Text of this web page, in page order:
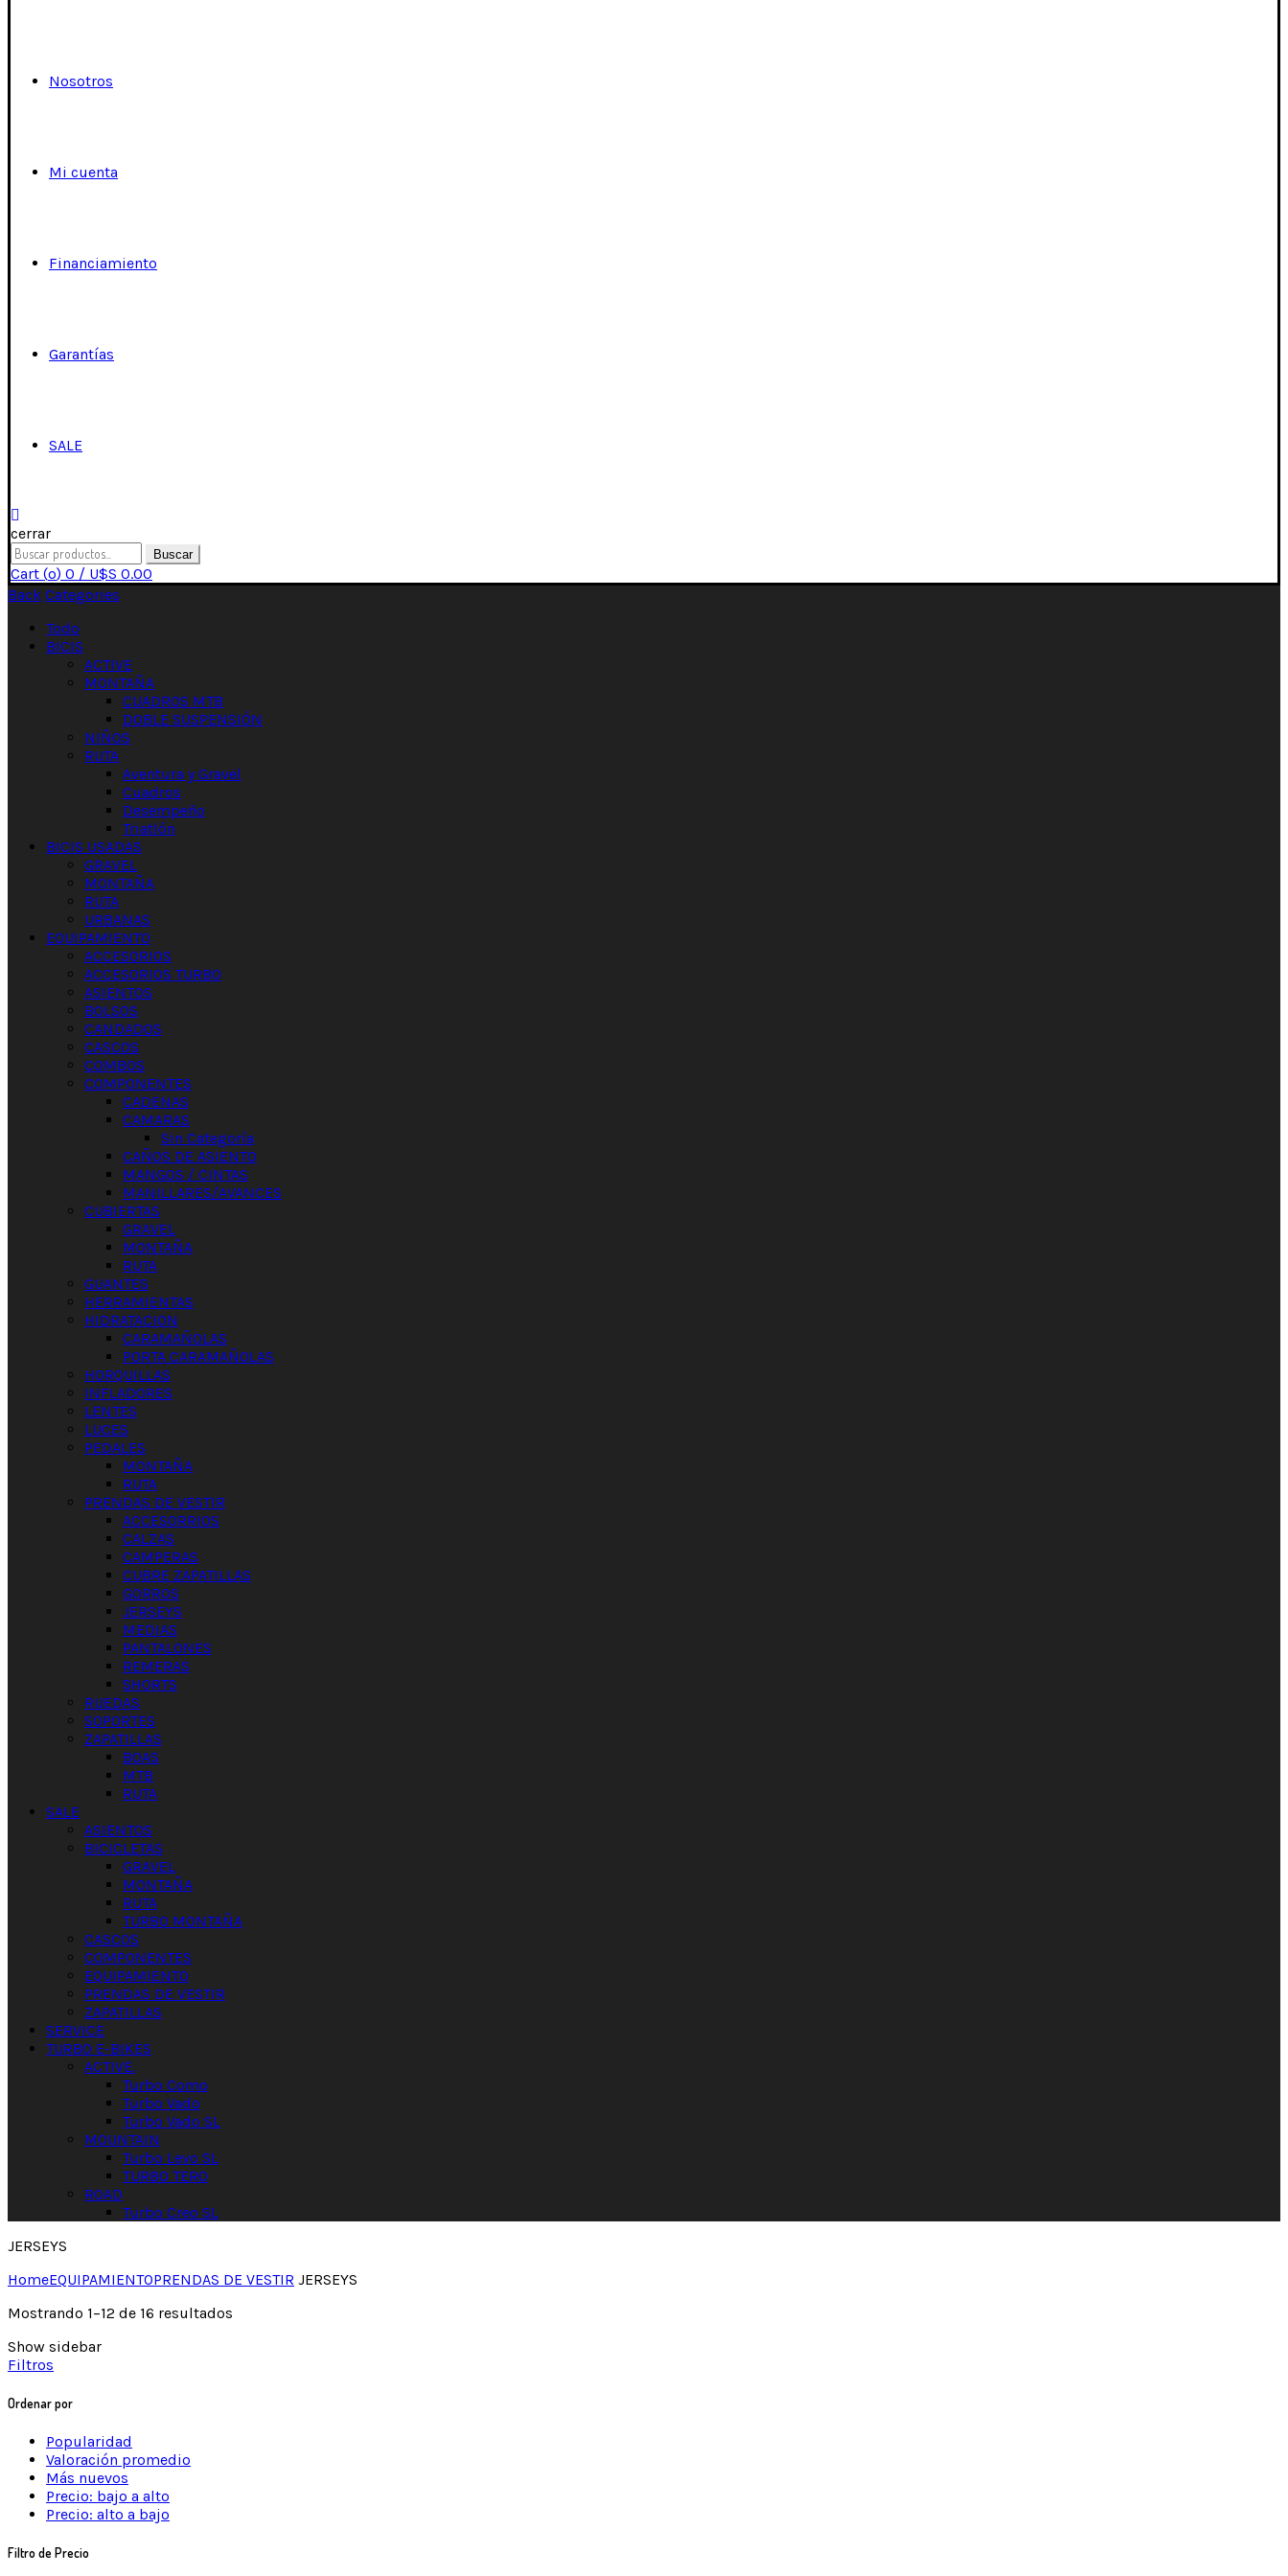
Nosotros
Mi cuenta
Financiamiento
Garantías
SALE
cerrar
Buscar
Cart (o) 0 / U$S 0.00
Back Categories
Todo
BICIS
ACTIVE
MONTAÑA
CUADROS MTB
DOBLE SUSPENSIÓN
NIÑOS
RUTA
Aventura y Gravel
Cuadros
Desempeño
Triatlón
BICIS USADAS
GRAVEL
MONTAÑA
RUTA
URBANAS
EQUIPAMIENTO
ACCESORIOS
ACCESORIOS TURBO
ASIENTOS
BOLSOS
CANDADOS
CASCOS
COMBOS
COMPONENTES
CADENAS
CAMARAS
Sin Categoría
CAÑOS DE ASIENTO
MANGOS / CINTAS
MANILLARES/AVANCES
CUBIERTAS
GRAVEL
MONTAÑA
RUTA
GUANTES
HERRAMIENTAS
HIDRATACION
CARAMAÑOLAS
PORTA CARAMAÑOLAS
HORQUILLAS
INFLADORES
LENTES
LUCES
PEDALES
MONTAÑA
RUTA
PRENDAS DE VESTIR
ACCESORRIOS
CALZAS
CAMPERAS
CUBRE ZAPATILLAS
GORROS
JERSEYS
MEDIAS
PANTALONES
REMERAS
SHORTS
RUEDAS
SOPORTES
ZAPATILLAS
BOAS
MTB
RUTA
SALE
ASIENTOS
BICICLETAS
GRAVEL
MONTAÑA
RUTA
TURBO MONTAÑA
CASCOS
COMPONENTES
EQUIPAMIENTO
PRENDAS DE VESTIR
ZAPATILLAS
SERVICE
TURBO E-BIKES
ACTIVE.
Turbo Como
Turbo Vado
Turbo Vado SL
MOUNTAIN
Turbo Levo SL
TURBO TERO
ROAD
Turbo Creo SL
JERSEYS
HomeEQUIPAMIENTOPRENDAS DE VESTIR JERSEYS
Mostrando 1–12 de 16 resultados
Show sidebar
Filtros
Ordenar por
Popularidad
Valoración promedio
Más nuevos
Precio: bajo a alto
Precio: alto a bajo
Filtro de Precio